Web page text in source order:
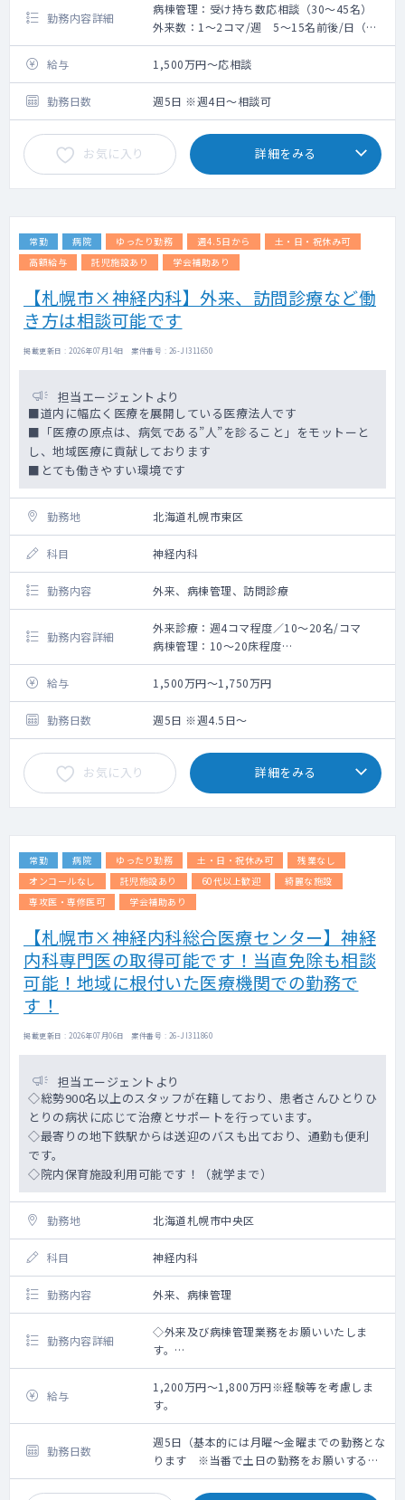
勤務内容詳細
病棟管理：受け持ち数応相談（30～45名）
外来数：1～2コマ/週 5～15名前後/日（ほ
とんどが系列施設の入所者）
早番遅番あり（5,000円/回）
＜当直について＞
病棟管理のみ（平日のみ、寝宿直、手当3万
円、明け午後帰り可）
平日当直：別途30,000円/回
土曜：昼～60,000円/回
第2・4土曜：日当直なので80,000円/回
給与 1,500万円～応相談
勤務日数 週5日 ※週4日～相談可
お気に入り 詳細をみる
常勤 病院 ゆったり勤務 週4.5日から
土・日・祝休み可
高額給与
託児施設あり 学会補助あり
【札幌市×神経内科】外来、訪問診療など働
き方は相談可能です
掲載更新日 : 2026年07月14日 案件番号 : 26-JI311650
担当エージェントより
■道内に幅広く医療を展開している医療法人です
■「医療の原点は、病気である”人”を診ること」をモットーと
し、地域医療に貢献しております
■とても働きやすい環境です
勤務地 北海道札幌市東区
科目 神経内科
勤務内容 外来、病棟管理、訪問診療
勤務内容詳細
外来診療：週4コマ程度／10～20名/コマ
病棟管理：10～20床程度
訪問診療：応相談
給与
1,500万円～1,750万円
勤務日数 週5日 ※週4.5日～
お気に入り 詳細をみる
常勤 病院 ゆったり勤務 土・日・祝休み可
残業なし
オンコールなし
託児施設あり 60代以上歓迎
綺麗な施設
専攻医・専修医可
学会補助あり
【札幌市×神経内科総合医療センター】神経
内科専門医の取得可能です！当直免除も相談
可能！地域に根付いた医療機関での勤務で
す！
掲載更新日 : 2026年07月06日 案件番号 : 26-JI311860
担当エージェントより
◇総勢900名以上のスタッフが在籍しており、患者さんひとりひ
とりの病状に応じて治療とサポートを行っています。
◇最寄りの地下鉄駅からは送迎のバスも出ており、通勤も便利
です。
◇院内保育施設利用可能です！（就学まで）
勤務地 北海道札幌市中央区
科目 神経内科
勤務内容 外来、病棟管理
勤務内容詳細
◇外来及び病棟管理業務をお願いいたしま
す。
⇒外来：相談のうえ：コマ当たり外来数5名程
度（関連の老人施設の入居者対応が主）
⇒病棟管理：障害者施設等一般病棟が516床
（50名を医師2名チームで担当）
◇神経内科総合医療センターの特徴
１．嚥下機能の低下→嚥下性肺炎の予防・治
療
⇒嚥下機能（VF,VE）の事前評価と対策・リ
給与
1,200万円～1,800万円※経験等を考慮しま
す。
勤務日数
週5日（基本的には月曜～金曜までの勤務とな
ります ※当番で土日の勤務をお願いするケ
ースもございます）